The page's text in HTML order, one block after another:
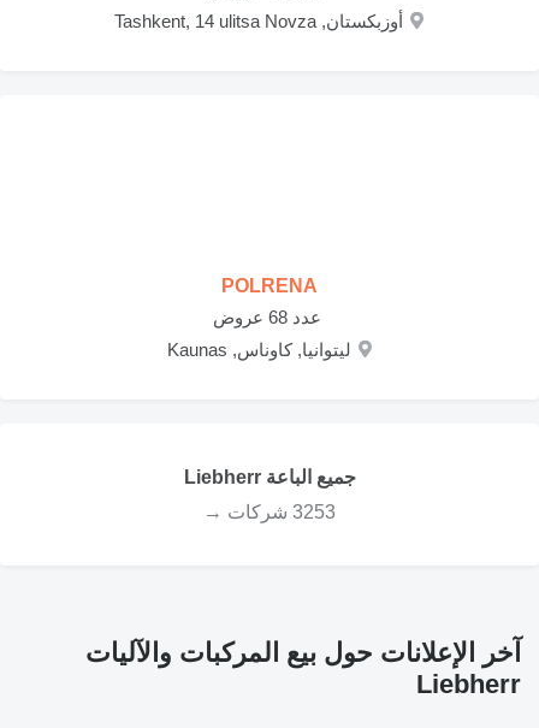
أوزبكستان, Tashkent, 14 ulitsa Novza
POLRENA
‏ عدد 68 عروض
ليتوانيا, كاوناس, Kaunas
جميع الباعة Liebherr
3253 شركات →
آخر الإعلانات حول بيع المركبات والآليات
Liebherr